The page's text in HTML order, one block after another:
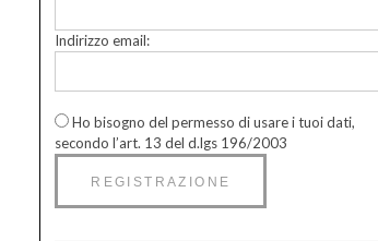
Indirizzo email:
Ho bisogno del permesso di usare i tuoi dati,
secondo l’art. 13 del d.lgs 196/2003